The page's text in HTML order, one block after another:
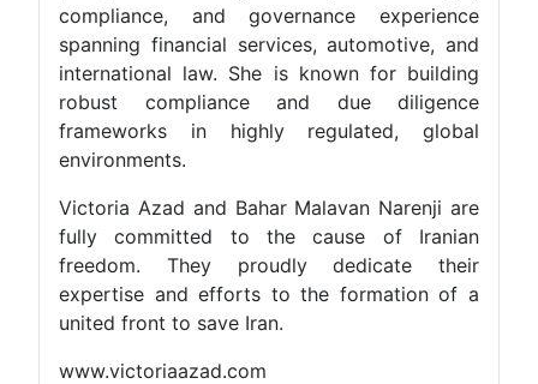
compliance, and governance experience
spanning financial services, automotive, and
international law. She is known for building
robust compliance and due diligence
frameworks in highly regulated, global
environments.
Victoria Azad and Bahar Malavan Narenji are
fully committed to the cause of Iranian
freedom. They proudly dedicate their
expertise and efforts to the formation of a
united front to save Iran.
www.victoriaazad.com